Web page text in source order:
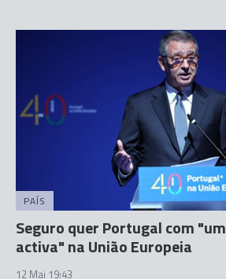
PAÍS
Seguro quer Portugal com
activa" na União Europeia
12 Mai 19:43